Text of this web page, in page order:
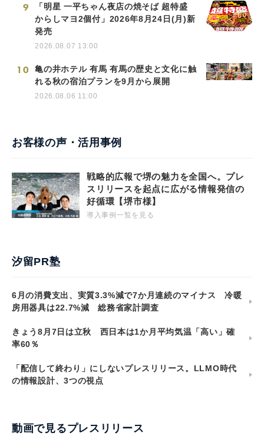
9
「明星 一平ちゃん夜店の焼そば 超特盛
からしマヨ2個付」2026年8月24日(月)新
発売
2026.08.07 13:00
10
亀の井ホテル 有馬 有馬の歴史と文化に触
れる秋の宿泊プランを9月から展開
2026.08.06 11:00
お客様の声・活用事例
戦略的広報で堺の魅力を全国へ。プレ
スリリースを起点に広がる情報発信の
好循環【堺市様】
導入事例一覧を見る
汐留PR塾
6月の消費支出、実質3.3%減で7か月連続のマイナス 冷暖
房用器具は22.7%減 総務省家計調査
きょう8月7日は立秋 西日本は1か月平均気温「高い」確
率60％
「配信して終わり」にしないプレスリリース。LLMO時代
の情報設計、3つの視点
動画で見るプレスリリース